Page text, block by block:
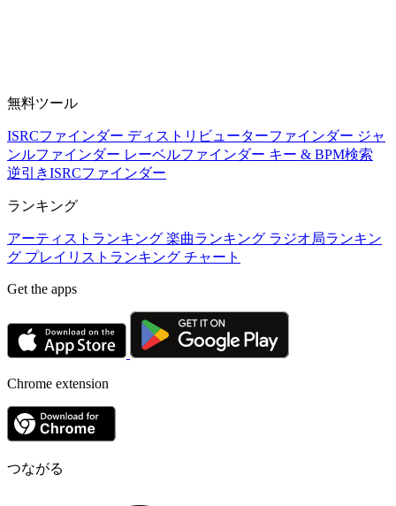
無料ツール
ISRCファインダー ディストリビューターファインダー ジャ
ンルファインダー レーベルファインダー キー & BPM検索
逆引きISRCファインダー
ランキング
アーティストランキング 楽曲ランキング ラジオ局ランキン
グ プレイリストランキング チャート
Get the apps
Chrome extension
つながる